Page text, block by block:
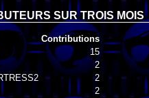
SUR TROIS MOIS
Contributions
15
2
2
2